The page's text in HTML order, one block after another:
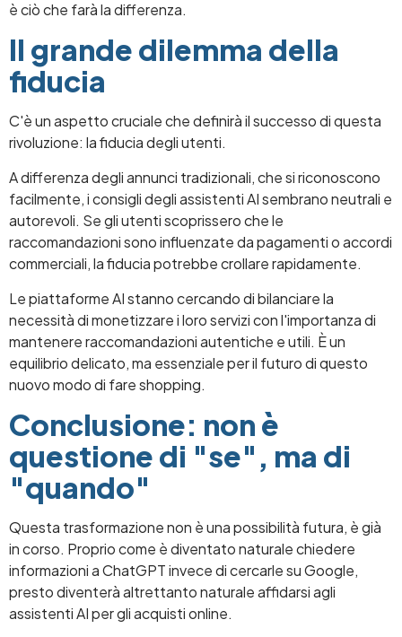
è ciò che farà la differenza.
Il grande dilemma della
fiducia
C'è un aspetto cruciale che definirà il successo di questa
rivoluzione: la fiducia degli utenti.
A differenza degli annunci tradizionali, che si riconoscono
facilmente, i consigli degli assistenti AI sembrano neutrali e
autorevoli. Se gli utenti scoprissero che le
raccomandazioni sono influenzate da pagamenti o accordi
commerciali, la fiducia potrebbe crollare rapidamente.
Le piattaforme AI stanno cercando di bilanciare la
necessità di monetizzare i loro servizi con l'importanza di
mantenere raccomandazioni autentiche e utili. È un
equilibrio delicato, ma essenziale per il futuro di questo
nuovo modo di fare shopping.
Conclusione: non è
questione di "se", ma di
"quando"
Questa trasformazione non è una possibilità futura, è già
in corso. Proprio come è diventato naturale chiedere
informazioni a ChatGPT invece di cercarle su Google,
presto diventerà altrettanto naturale affidarsi agli
assistenti AI per gli acquisti online.